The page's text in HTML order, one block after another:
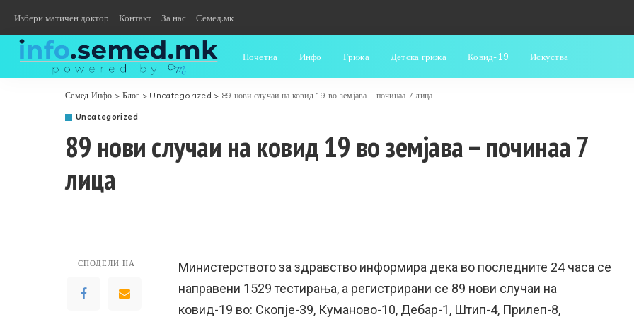
Избери матичен доктор Контакт За нас Семед.мк
Почетна Инфо Грижа Детска грижа Ковид-19 Искуства
Семед Инфо > Блог > Uncategorized > 89 нови случаи на ковид 19 во земјава – починаа 7 лица
Uncategorized
89 нови случаи на ковид 19 во земјава – починаа 7
лица
СПОДЕЛИ НА
Министерството за здравство информира дека во последните 24 часа се
направени 1529 тестирања, а регистрирани се 89 нови случаи на
ковид-19 во: Скопје-39, Куманово-10, Дебар-1, Штип-4, Прилеп-8,